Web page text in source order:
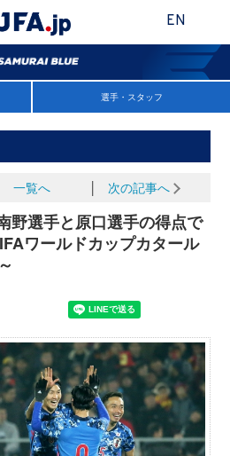
EN
選手・スタッフ
一覧へ 次の記事へ
野選手と原口選手の得点で
ワールドカップカタール